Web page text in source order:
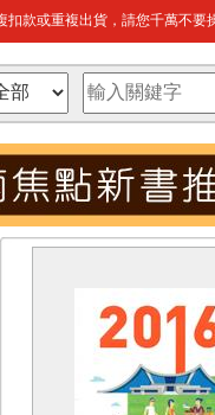
款或重複出貨，請您千萬不要